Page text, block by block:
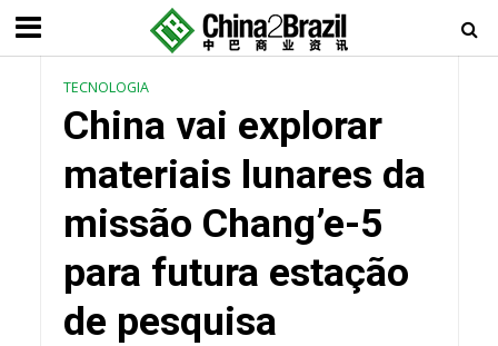
TECNOLOGIA
China vai explorar
materiais lunares da
missão Chang’e-5
para futura estação
de pesquisa